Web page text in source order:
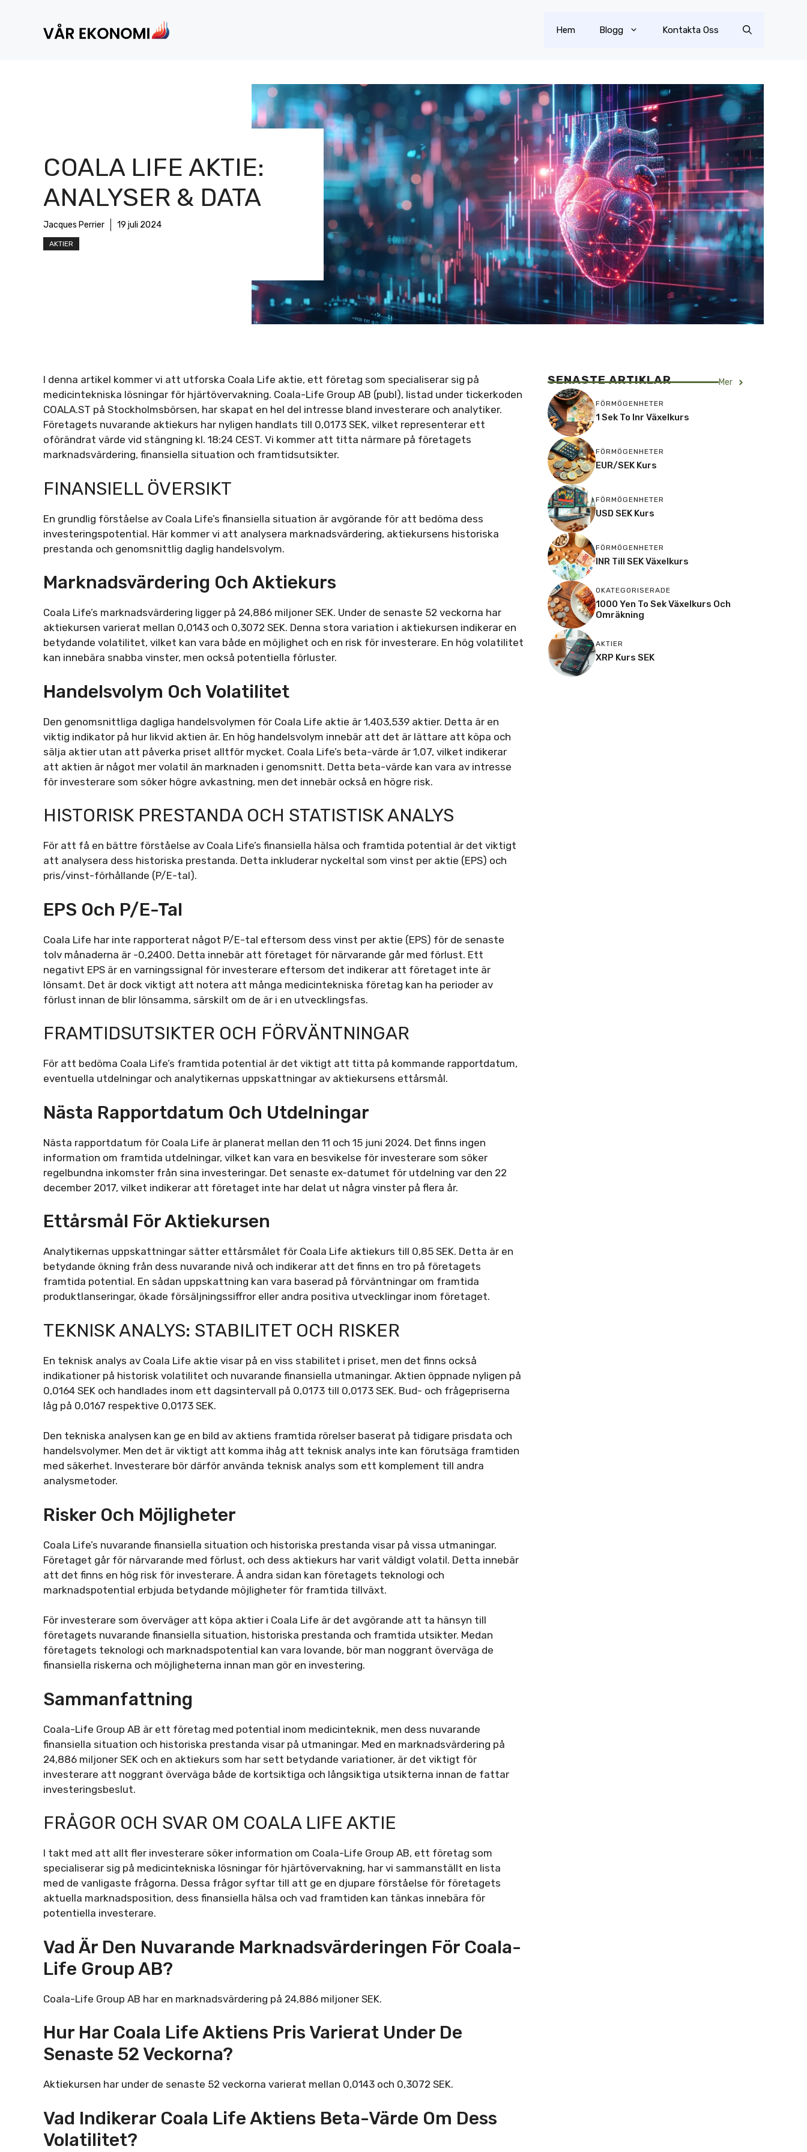
Hem Blogg Kontakta Oss
COALA LIFE AKTIE:
ANALYSER & DATA
Jacques Perrier 19 juli 2024
AKTIER
I denna artikel kommer vi att utforska Coala Life aktie, ett företag som specialiserar sig på
medicintekniska lösningar för hjärtövervakning. Coala-Life Group AB (publ), listad under tickerkoden
COALA.ST på Stockholmsbörsen, har skapat en hel del intresse bland investerare och analytiker.
Företagets nuvarande aktiekurs har nyligen handlats till 0,0173 SEK, vilket representerar ett
oförändrat värde vid stängning kl. 18:24 CEST. Vi kommer att titta närmare på företagets
marknadsvärdering, finansiella situation och framtidsutsikter.
FINANSIELL ÖVERSIKT
En grundlig förståelse av Coala Life’s finansiella situation är avgörande för att bedöma dess
investeringspotential. Här kommer vi att analysera marknadsvärdering, aktiekursens historiska
prestanda och genomsnittlig daglig handelsvolym.
Marknadsvärdering Och Aktiekurs
Coala Life’s marknadsvärdering ligger på 24,886 miljoner SEK. Under de senaste 52 veckorna har
aktiekursen varierat mellan 0,0143 och 0,3072 SEK. Denna stora variation i aktiekursen indikerar en
betydande volatilitet, vilket kan vara både en möjlighet och en risk för investerare. En hög volatilitet
kan innebära snabba vinster, men också potentiella förluster.
Handelsvolym Och Volatilitet
Den genomsnittliga dagliga handelsvolymen för Coala Life aktie är 1,403,539 aktier. Detta är en
viktig indikator på hur likvid aktien är. En hög handelsvolym innebär att det är lättare att köpa och
sälja aktier utan att påverka priset alltför mycket. Coala Life’s beta-värde är 1,07, vilket indikerar
att aktien är något mer volatil än marknaden i genomsnitt. Detta beta-värde kan vara av intresse
för investerare som söker högre avkastning, men det innebär också en högre risk.
HISTORISK PRESTANDA OCH STATISTISK ANALYS
För att få en bättre förståelse av Coala Life’s finansiella hälsa och framtida potential är det viktigt
att analysera dess historiska prestanda. Detta inkluderar nyckeltal som vinst per aktie (EPS) och
pris/vinst-förhållande (P/E-tal).
EPS Och P/E-Tal
Coala Life har inte rapporterat något P/E-tal eftersom dess vinst per aktie (EPS) för de senaste
tolv månaderna är -0,2400. Detta innebär att företaget för närvarande går med förlust. Ett
negativt EPS är en varningssignal för investerare eftersom det indikerar att företaget inte är
lönsamt. Det är dock viktigt att notera att många medicintekniska företag kan ha perioder av
förlust innan de blir lönsamma, särskilt om de är i en utvecklingsfas.
FRAMTIDSUTSIKTER OCH FÖRVÄNTNINGAR
För att bedöma Coala Life’s framtida potential är det viktigt att titta på kommande rapportdatum,
eventuella utdelningar och analytikernas uppskattningar av aktiekursens ettårsmål.
Nästa Rapportdatum Och Utdelningar
Nästa rapportdatum för Coala Life är planerat mellan den 11 och 15 juni 2024. Det finns ingen
information om framtida utdelningar, vilket kan vara en besvikelse för investerare som söker
regelbundna inkomster från sina investeringar. Det senaste ex-datumet för utdelning var den 22
december 2017, vilket indikerar att företaget inte har delat ut några vinster på flera år.
Ettårsmål För Aktiekursen
Analytikernas uppskattningar sätter ettårsmålet för Coala Life aktiekurs till 0,85 SEK. Detta är en
betydande ökning från dess nuvarande nivå och indikerar att det finns en tro på företagets
framtida potential. En sådan uppskattning kan vara baserad på förväntningar om framtida
produktlanseringar, ökade försäljningssiffror eller andra positiva utvecklingar inom företaget.
TEKNISK ANALYS: STABILITET OCH RISKER
En teknisk analys av Coala Life aktie visar på en viss stabilitet i priset, men det finns också
indikationer på historisk volatilitet och nuvarande finansiella utmaningar. Aktien öppnade nyligen på
0,0164 SEK och handlades inom ett dagsintervall på 0,0173 till 0,0173 SEK. Bud- och frågepriserna
låg på 0,0167 respektive 0,0173 SEK.
Den tekniska analysen kan ge en bild av aktiens framtida rörelser baserat på tidigare prisdata och
handelsvolymer. Men det är viktigt att komma ihåg att teknisk analys inte kan förutsäga framtiden
med säkerhet. Investerare bör därför använda teknisk analys som ett komplement till andra
analysmetoder.
Risker Och Möjligheter
Coala Life’s nuvarande finansiella situation och historiska prestanda visar på vissa utmaningar.
Företaget går för närvarande med förlust, och dess aktiekurs har varit väldigt volatil. Detta innebär
att det finns en hög risk för investerare. Å andra sidan kan företagets teknologi och
marknadspotential erbjuda betydande möjligheter för framtida tillväxt.
För investerare som överväger att köpa aktier i Coala Life är det avgörande att ta hänsyn till
företagets nuvarande finansiella situation, historiska prestanda och framtida utsikter. Medan
företagets teknologi och marknadspotential kan vara lovande, bör man noggrant överväga de
finansiella riskerna och möjligheterna innan man gör en investering.
Sammanfattning
Coala-Life Group AB är ett företag med potential inom medicinteknik, men dess nuvarande
finansiella situation och historiska prestanda visar på utmaningar. Med en marknadsvärdering på
24,886 miljoner SEK och en aktiekurs som har sett betydande variationer, är det viktigt för
investerare att noggrant överväga både de kortsiktiga och långsiktiga utsikterna innan de fattar
investeringsbeslut.
FRÅGOR OCH SVAR OM COALA LIFE AKTIE
I takt med att allt fler investerare söker information om Coala-Life Group AB, ett företag som
specialiserar sig på medicintekniska lösningar för hjärtövervakning, har vi sammanställt en lista
med de vanligaste frågorna. Dessa frågor syftar till att ge en djupare förståelse för företagets
aktuella marknadsposition, dess finansiella hälsa och vad framtiden kan tänkas innebära för
potentiella investerare.
Vad Är Den Nuvarande Marknadsvärderingen För Coala-
Life Group AB?
Coala-Life Group AB har en marknadsvärdering på 24,886 miljoner SEK.
Hur Har Coala Life Aktiens Pris Varierat Under De
Senaste 52 Veckorna?
Aktiekursen har under de senaste 52 veckorna varierat mellan 0,0143 och 0,3072 SEK.
Vad Indikerar Coala Life Aktiens Beta-Värde Om Dess
Volatilitet?
SENASTE ARTIKLAR Mer
FÖRMÖGENHETER
1 Sek To Inr Växelkurs
FÖRMÖGENHETER
EUR/SEK Kurs
FÖRMÖGENHETER
USD SEK Kurs
FÖRMÖGENHETER
INR Till SEK Växelkurs
OKATEGORISERADE
1000 Yen To Sek Växelkurs Och
Omräkning
AKTIER
XRP Kurs SEK